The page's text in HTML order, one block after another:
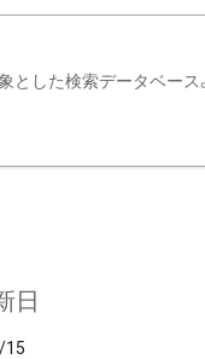
した検索データベース
日
15